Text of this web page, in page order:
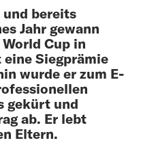
und bereits
Jahr gewann
Cup in
Siegprämie
wurde er zum E-
gekürt und
ab. Er lebt
Eltern.